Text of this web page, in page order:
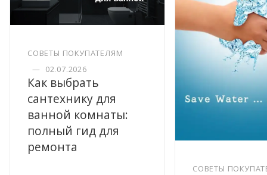
СОВЕТЫ ПОКУПАТЕЛЯМ
— 02.07.2026
Как выбрать
сантехнику для
ванной комнаты:
полный гид для
ремонта
СОВЕТЫ